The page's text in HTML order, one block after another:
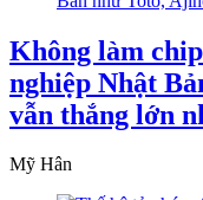
Không làm
nghiệp Nhật
vẫn thắng lớn
Mỹ Hân